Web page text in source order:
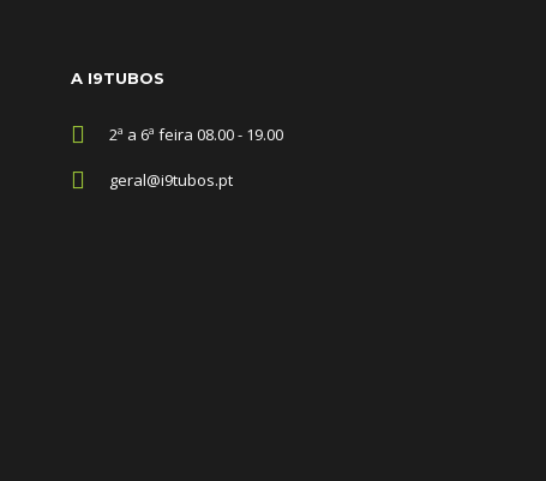
A I9TUBOS
2ª a 6ª feira 08.00 - 19.00
geral@i9tubos.pt